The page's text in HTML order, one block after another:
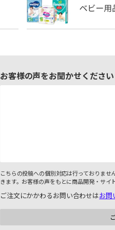
お客様の声をお聞かせください
こちらの投稿への個別対応は行っておりま
きます。お客様の声をもとに商品開発・サイ
ご注文にかかわるお問い合わせはお問